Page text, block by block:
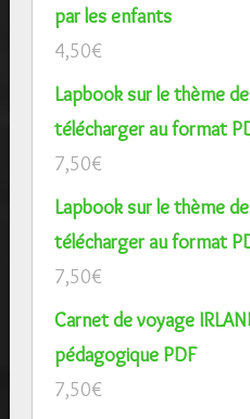
par les enfants
4,50€
Lapbook sur le thème
télécharger au format
7,50€
Lapbook sur le thème
télécharger au format
7,50€
Carnet de voyage
pédagogique PDF
7,50€